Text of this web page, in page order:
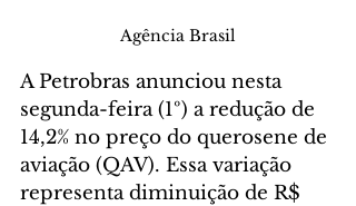
Agência Brasil
A Petrobras anunciou nesta
segunda-feira (1º) a redução de
14,2% no preço do querosene de
aviação (QAV). Essa variação
representa diminuição de R$